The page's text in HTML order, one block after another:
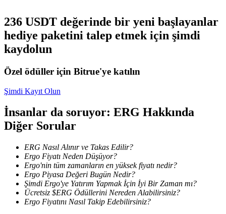
Kopya Tüccarı Olun
Bilgi
Ticaret bilgileri vb. dahil olmak üzere büyük veri analizi.
236 USDT değerinde bir yeni başlayanlar
hediye paketini talep etmek için şimdi
kaydolun
Özel ödüller için Bitrue'ye katılın
Şimdi Kayıt Olun
İnsanlar da soruyor: ERG Hakkında
Diğer Sorular
ERG Nasıl Alınır ve Takas Edilir?
Ergo Fiyatı Neden Düşüyor?
Ergo'nin tüm zamanların en yüksek fiyatı nedir?
Ergo Piyasa Değeri Bugün Nedir?
Şimdi Ergo'ye Yatırım Yapmak İçin İyi Bir Zaman mı?
Ücretsiz $ERG Ödüllerini Nereden Alabilirsiniz?
Ergo Fiyatını Nasıl Takip Edebilirsiniz?